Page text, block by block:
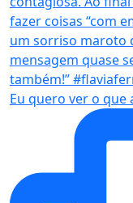
Eu quero ver o que